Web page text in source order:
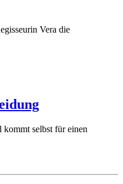
Vera die
kommt selbst für einen